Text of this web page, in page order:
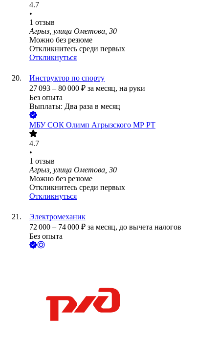
4.7
•
1 отзыв
Агрыз, улица Ометова, 30
Можно без резюме
Откликнитесь среди первых
Откликнуться
Инструктор по спорту
27 093 – 80 000 ₽ за месяц, на руки
Без опыта
Выплаты: Два раза в месяц
МБУ СОК Олимп Агрызского МР РТ
4.7
•
1 отзыв
Агрыз, улица Ометова, 30
Можно без резюме
Откликнитесь среди первых
Откликнуться
Электромеханик
72 000 – 74 000 ₽ за месяц, до вычета налогов
Без опыта